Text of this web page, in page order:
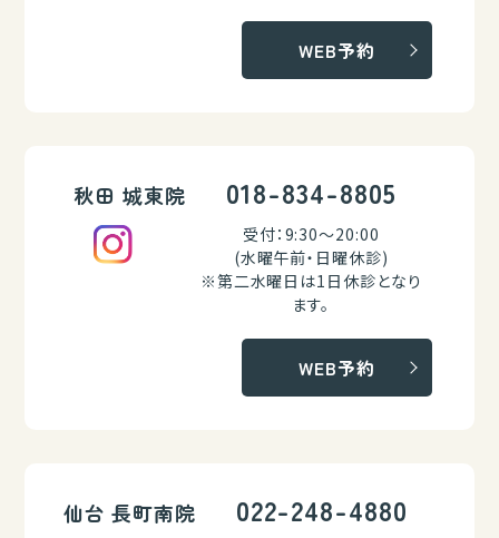
WEB予約
秋田 城東院 018-834-8805
受付：9:30～20:00
(水曜午前・日曜休診)
※第二水曜日は1日休診となり
ます。
WEB予約
仙台 長町南院 022-248-4880